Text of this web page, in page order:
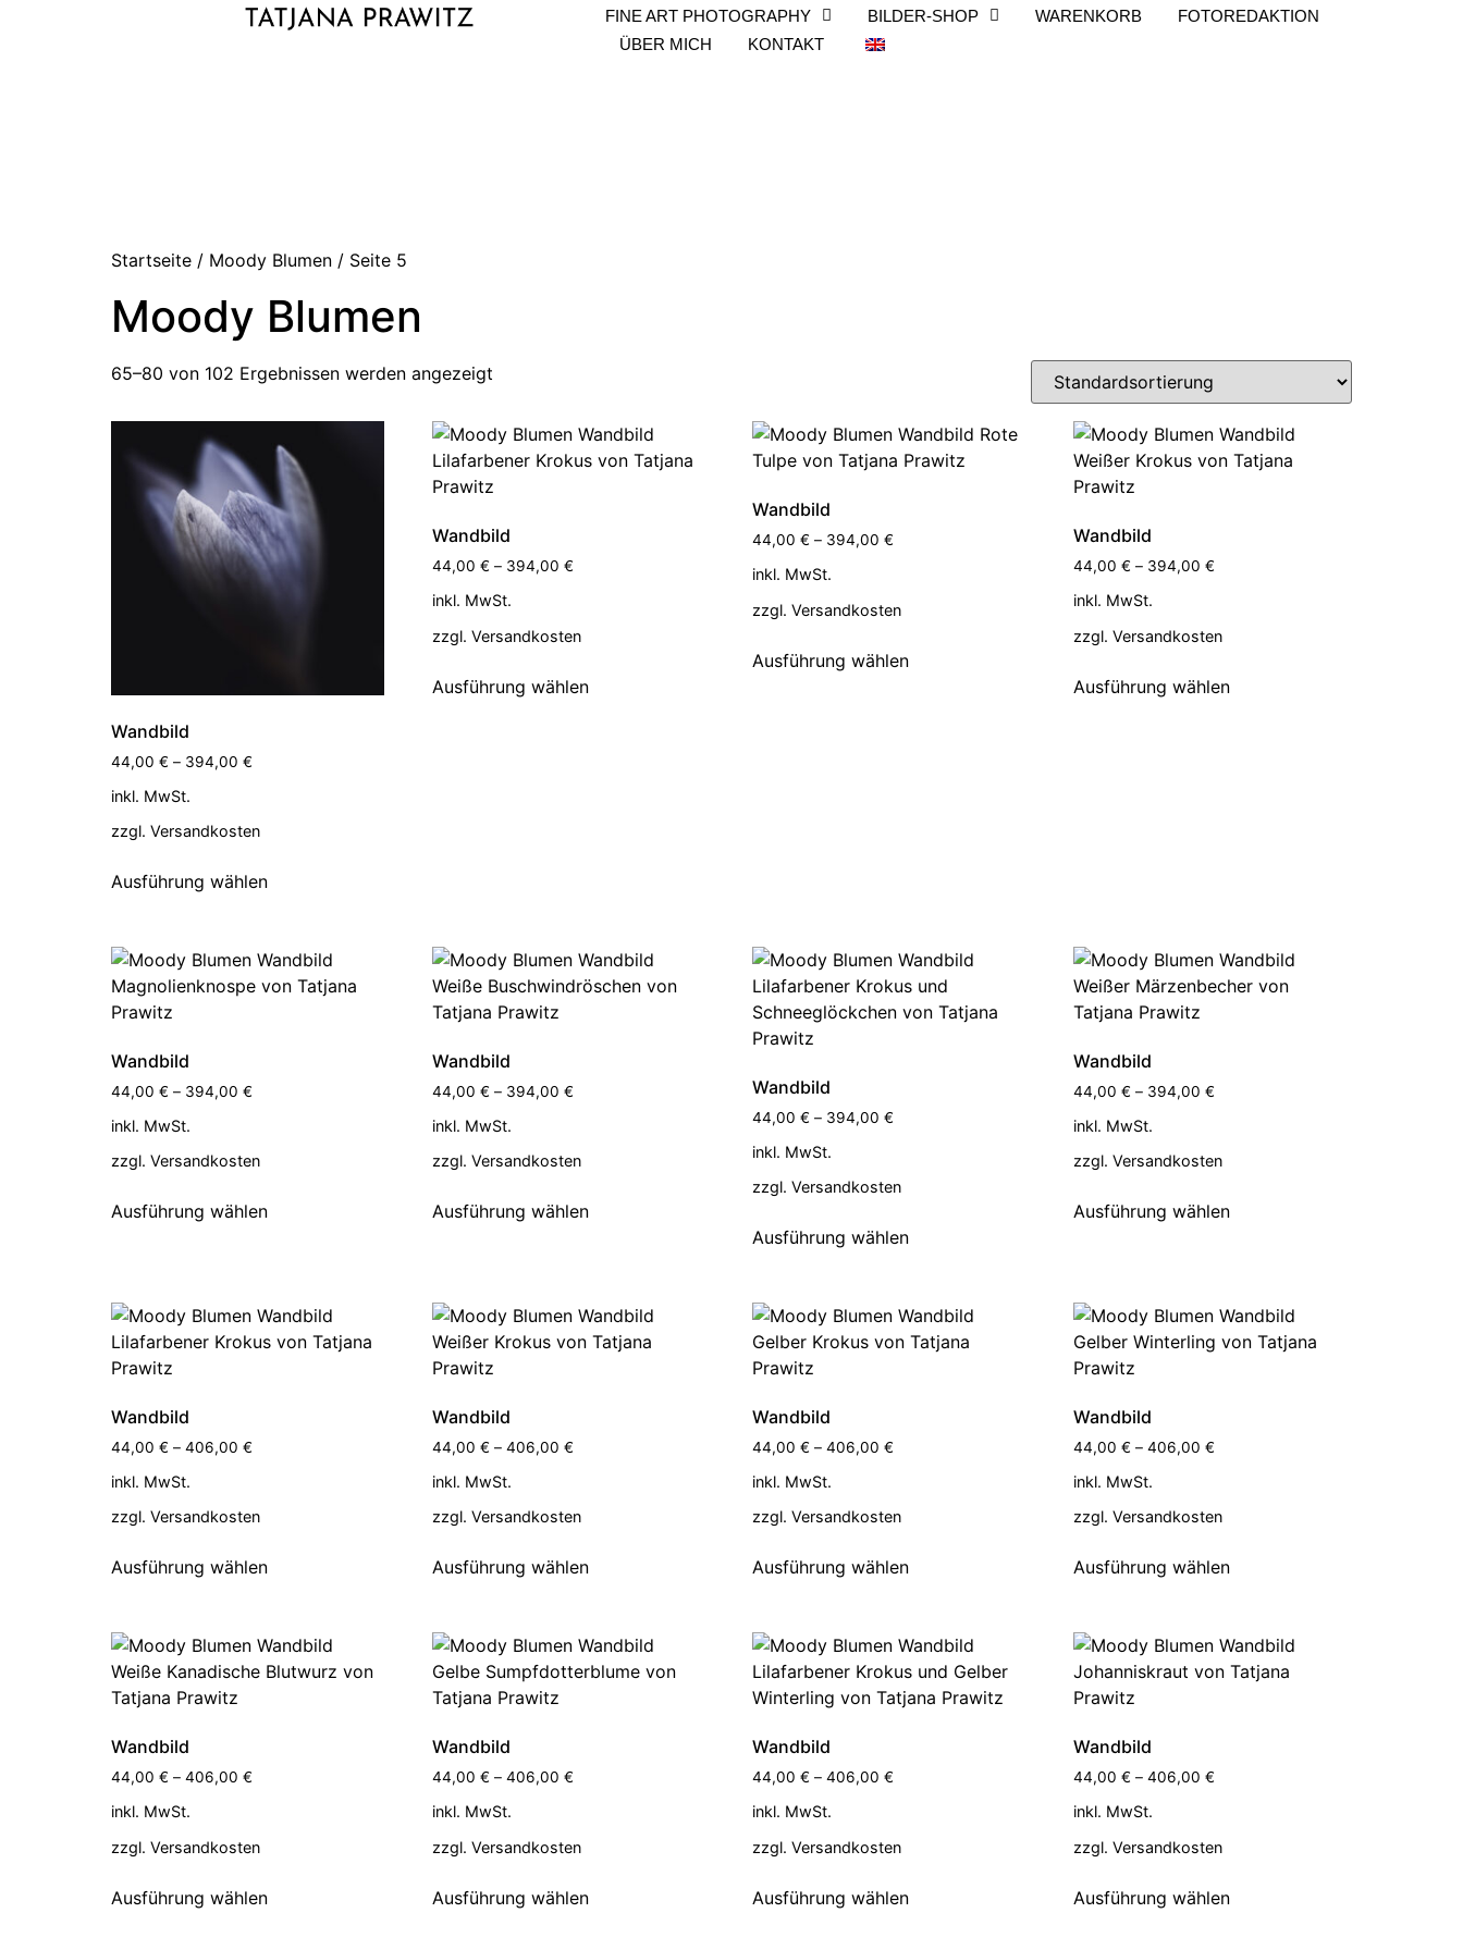
FINE ART PHOTOGRAPHY BILDER-SHOP WARENKORB
FOTOREDAKTION
ÜBER MICH
KONTAKT
Startseite / Moody Blumen / Seite 5
Moody Blumen
65–80 von 102 Ergebnissen werden angezeigt
Wandbild
44,00 € – 394,00 €
inkl. MwSt.
zzgl. Versandkosten
Ausführung wählen
Wandbild
44,00 € – 394,00 €
inkl. MwSt.
zzgl. Versandkosten
Ausführung wählen
Wandbild
44,00€ – 394,00€
inkl. MwSt.
zzgl.Versandkosten
Ausführung wählen
Wandbild
44,00€ – 394,00€
inkl. MwSt.
zzgl.Versandkosten
Ausführung wählen
Wandbild
44,00 € – 394,00 €
inkl. MwSt.
zzgl. Versandkosten
Ausführung wählen
Wandbild
44,00 € – 394,00 €
inkl. MwSt.
zzgl. Versandkosten
Ausführung wählen
Wandbild
44,00€ – 394,00€
inkl. MwSt.
zzgl.Versandkosten
Ausführung wählen
Wandbild
44,00€ – 394,00€
inkl. MwSt.
zzgl.Versandkosten
Ausführung wählen
Wandbild
44,00 € – 406,00 €
inkl. MwSt.
zzgl. Versandkosten
Ausführung wählen
Wandbild
44,00 € – 406,00 €
inkl. MwSt.
zzgl. Versandkosten
Ausführung wählen
Wandbild
44,00€ –406,00€
inkl. MwSt.
zzgl.Versandkosten
Ausführung wählen
Wandbild
44,00€ –406,00€
inkl. MwSt.
zzgl.Versandkosten
Ausführung wählen
Wandbild
44,00 € – 406,00 €
inkl. MwSt.
zzgl. Versandkosten
Ausführung wählen
Wandbild
44,00 € – 406,00 €
inkl. MwSt.
zzgl. Versandkosten
Ausführung wählen
Wandbild
44,00€ –406,00€
inkl. MwSt.
zzgl.Versandkosten
Ausführung wählen
Wandbild
44,00€ –406,00€
inkl. MwSt.
zzgl.Versandkosten
Ausführung wählen